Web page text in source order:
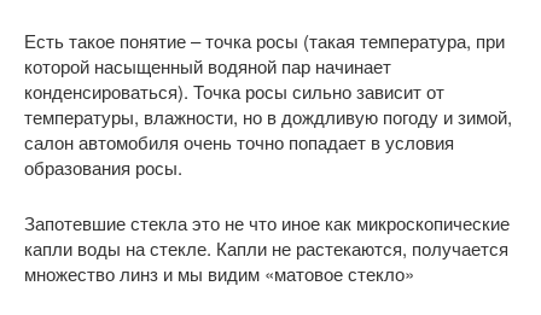
Есть такое понятие – точка росы (такая температура, при
которой насыщенный водяной пар начинает
конденсироваться). Точка росы сильно зависит от
температуры, влажности, но в дождливую погоду и зимой,
салон автомобиля очень точно попадает в условия
образования росы.
Запотевшие стекла это не что иное как микроскопические
капли воды на стекле. Капли не растекаются, получается
множество линз и мы видим «матовое стекло»